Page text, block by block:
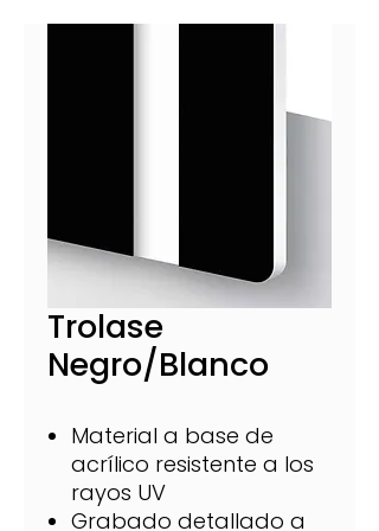
Trolase
Negro/Blanco
Material a base de
acrílico resistente a los
rayos UV
Grabado detallado a